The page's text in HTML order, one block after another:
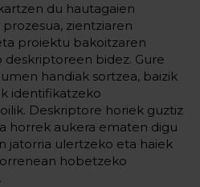
du hautagaien
zientziaren
proiektu bakoitzaren
bidez. Gure
handiak sortzea, baizik
identifikatzeko
Deskriptore horiek guztiz
horrek aukera ematen digu
jatorria ulertzeko eta haiek
hobetzeko